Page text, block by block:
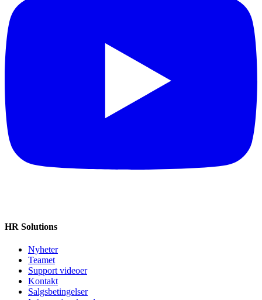
HR Solutions
Nyheter
Teamet
Support videoer
Kontakt
Salgsbetingelser